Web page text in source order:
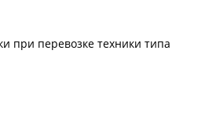
при перевозке техники типа